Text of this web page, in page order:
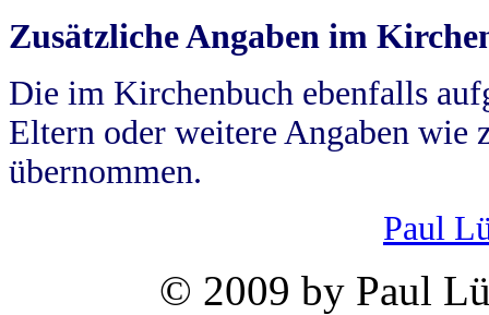
Zusätzliche Angaben im
Die im Kirchenbuch ebenfalls
Eltern oder weitere Angaben wie
übernommen.
Paul
© 2009 by Paul